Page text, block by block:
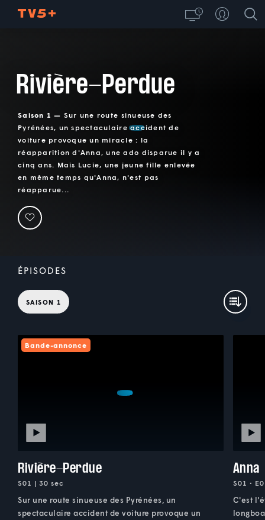
Rivière-Perdue
Saison 1 — Sur une route sinueuse des
Pyrénées, un spectaculaire accident de
voiture provoque un miracle : la
réapparition d'Anna, une ado disparue il y a
cinq ans. Mais Lucie, une jeune fille enlevée
en même temps qu'Anna, n'est pas
réapparue...
ÉPISODES
SAISON 1
Bande-annonce
Rivière-Perdue
S01 | 30 sec
Sur une route sinueuse des Pyrénées, un
spectaculaire accident de voiture provoque un
Anna
S01 •
C'est